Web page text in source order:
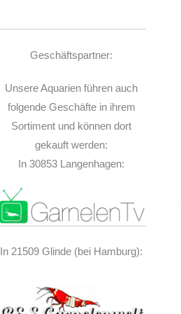
Geschäftspartner:
Unsere Aquarien führen auch
folgende Geschäfte in ihrem
Sortiment und können dort
gekauft werden:
In 30853 Langenhagen:
In 21509 Glinde (bei Hamburg):